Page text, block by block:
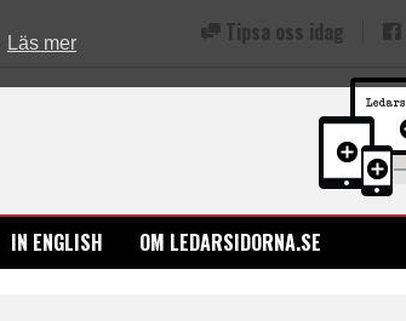
Läs mer Tipsa oss idag
IN ENGLISH OM LEDARSIDORNA.SE